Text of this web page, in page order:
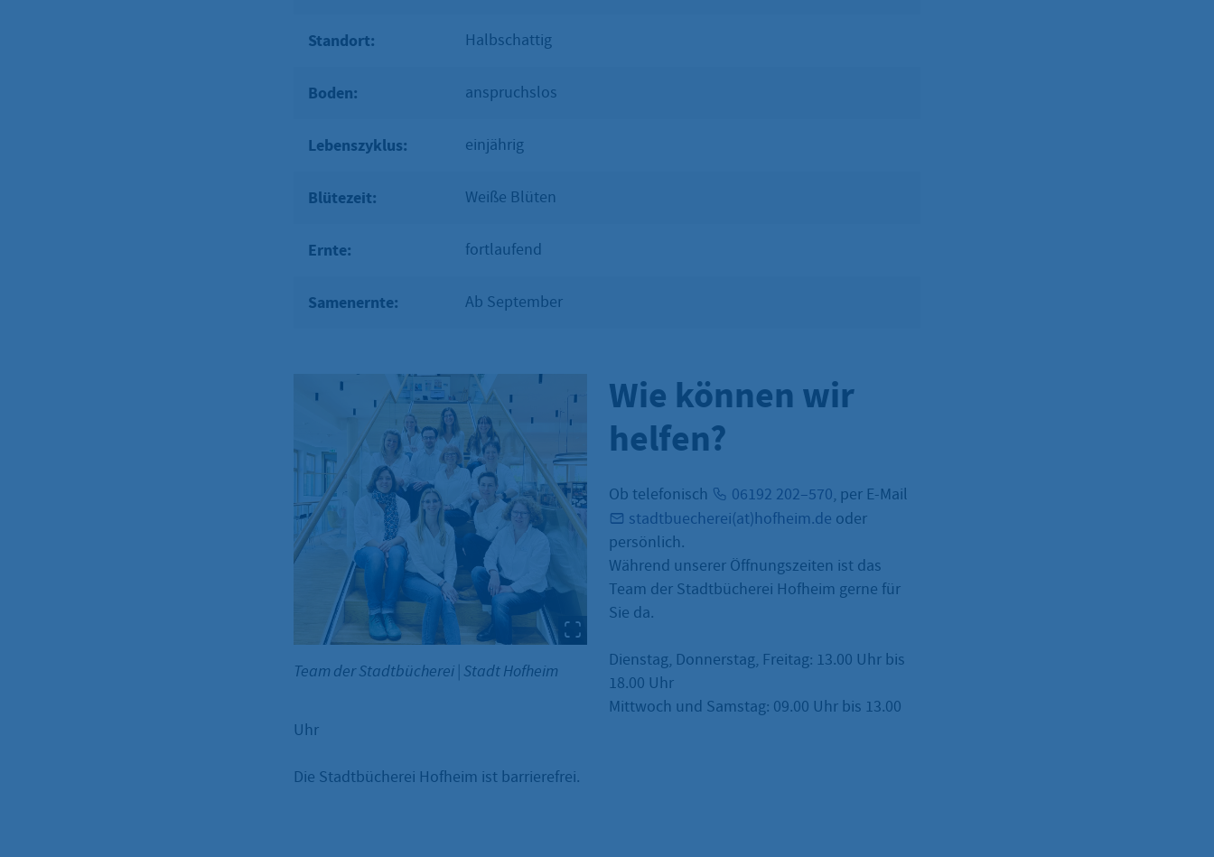
Standort: Halbschattig
Boden: anspruchslos
Lebenszyklus: einjährig
Blütezeit: Weiße Blüten
Ernte: fortlaufend
Samenernte: Ab September
Team der Stadtbücherei | Stadt Hofheim
Wie können wir
helfen?
Ob telefonisch 06192 202–570, per E-Mail
stadtbuecherei(at)hofheim.de oder
persönlich.
Während unserer Öffnungszeiten ist das
Team der Stadtbücherei Hofheim gerne für
Sie da.
Dienstag, Donnerstag, Freitag: 13.00 Uhr bis
18.00 Uhr
Mittwoch und Samstag: 09.00 Uhr bis 13.00
Uhr
Die Stadtbücherei Hofheim ist barrierefrei.